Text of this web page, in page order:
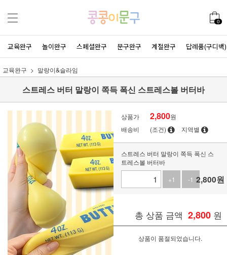
0
교육완구 놀이완구 스페셜완구 문구완구 계절완구 답례품(구디백)
교육완구 말랑이&슬라임
스트레스 버터 말랑이 쪽득 폭신 스트레스볼 버터바
상품가 2,800원
배송비
(조건) 지역별
스트레스 버터 말랑이 쪽득 폭신 스
트레스볼 버터바
+1
-1 2,800원
총 상품 금액 2,800 원
상품이 품절되었습니다.